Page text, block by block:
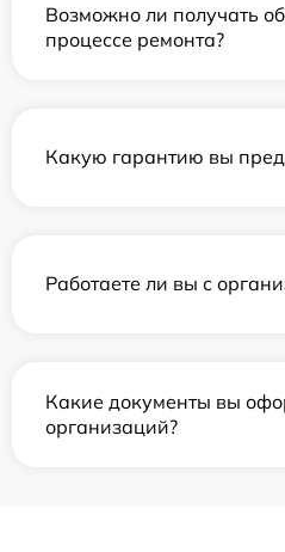
Возможно ли получать
процессе ремонта?
Какую гарантию вы
Работаете ли вы с
Какие документы вы
организаций?